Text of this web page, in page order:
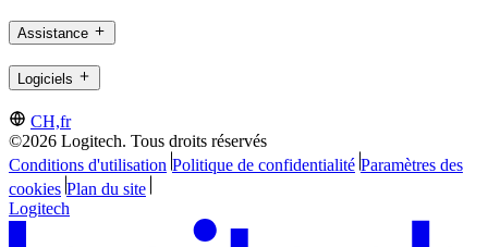
Assistance
Logiciels
CH,fr
©2026 Logitech. Tous droits réservés
Conditions d'utilisation Politique de confidentialité Paramètres des
cookies Plan du site
Logitech